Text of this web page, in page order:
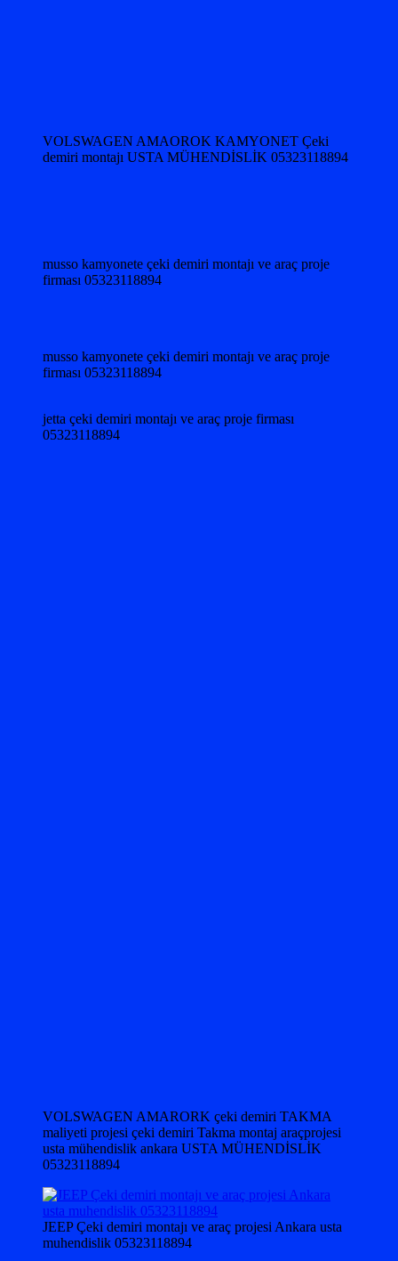
VOLSWAGEN AMAOROK KAMYONET Çeki
demiri montajı USTA MÜHENDİSLİK 05323118894
musso kamyonete çeki demiri montajı ve araç proje
firması 05323118894
musso kamyonete çeki demiri montajı ve araç proje
firması 05323118894
jetta çeki demiri montajı ve araç proje firması
05323118894
VOLSWAGEN AMARORK çeki demiri TAKMA
maliyeti projesi çeki demiri Takma montaj araçprojesi
usta mühendislik ankara USTA MÜHENDİSLİK
05323118894
JEEP Çeki demiri montajı ve araç projesi Ankara usta
muhendislik 05323118894